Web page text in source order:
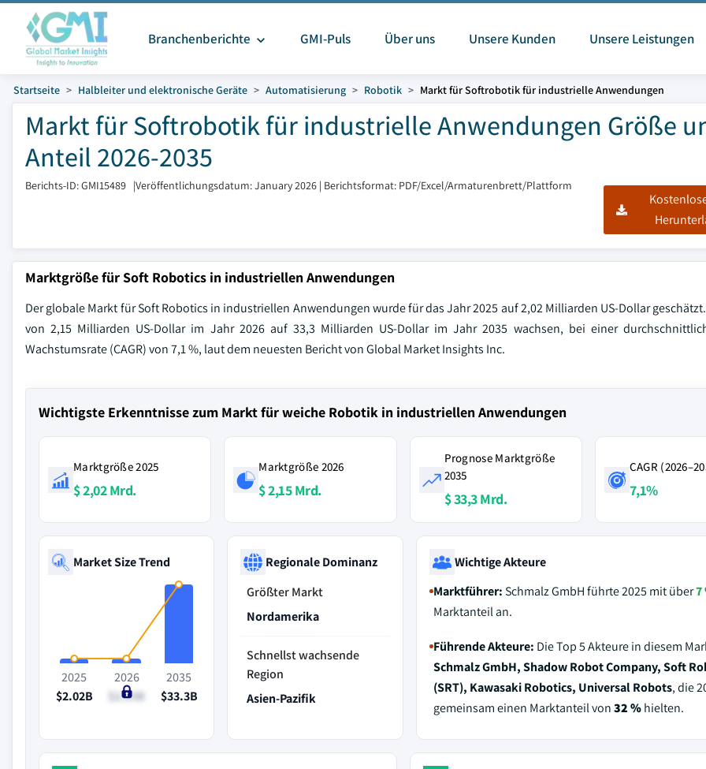
Branchenberichte GMI-Puls Über uns Unsere Kunden Unsere Leistungen
Startseite Halbleiter und elektronische Geräte Automatisierung Robotik Markt für Softrobotik für industrielle Anwendungen
Markt für Softrobotik für industrielle Anwendungen Größe
Anteil 2026-2035
Berichts-ID: GMI15489 |Veröffentlichungsdatum: January 2026 | Berichtsformat: PDF/Excel/Armaturenbrett/Plattform
Marktgröße für Soft Robotics in industriellen Anwendungen
Der globale Markt für Soft Robotics in industriellen Anwendungen wurde für das Jahr 2025 auf 2,02 Milliarden US-Dollar
von 2,15 Milliarden US-Dollar im Jahr 2026 auf 33,3 Milliarden US-Dollar im Jahr 2035 wachsen, bei einer
Wachstumsrate (CAGR) von 7,1 %, laut dem neuesten Bericht von Global Market Insights Inc.
Wichtigste Erkenntnisse zum Markt für weiche Robotik in industriellen Anwendungen
Marktgröße 2025
$ 2,02 Mrd.
Marktgröße 2026
$ 2,15 Mrd.
Prognose Marktgröße
2035
$ 33,3 Mrd.
CAGR
7,1%
Market Size Trend
2025
$2.02B
2026
$2.15B
2035
$33.3B
Regionale Dominanz
Größter Markt
Nordamerika
Schnellst wachsende
Region
Asien-Pazifik
Wichtige Akteure
Marktführer:Schmalz GmbH führte 2025 mit über7
Marktanteil an.
Führende Akteure: Die Top 5 Akteure in diesem
Schmalz GmbH, Shadow Robot Company, Soft
(SRT), Kawasaki Robotics, Universal Robots, die
gemeinsam einen Marktanteil von32 %hielten.